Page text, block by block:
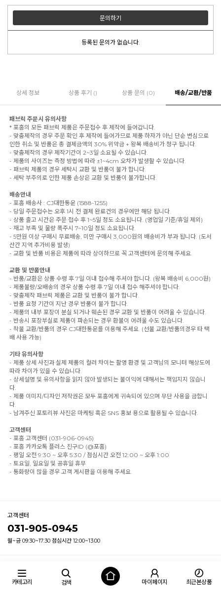
카테고리 검색 마이페이지 최근본상품
문의하기
등록된 문의가 없습니다.
상세 정보 상품 후기 () 상품 문의 (0) 배송/교환/반품
패브릭 주문시 유의사항
* 포홈의 모든 패브릭 제품은 주문접수 후 제작에 들어갑니다.
- 맞춤제작의 경우 주문 확인 후 제작에 들어가므로 제품 하자가 아닌 단순 변심으로
인한 취소 및 반품은 총 결제금액의 30% 위약금 + 왕복 배송비가 청구 됩니다.
- 맞춤제작의 경우 제작기간이 2~3일 소요될 수 있습니다.
- 제품의 사이즈는 측정 방법에 따라 ±1~4cm 오차가 발생할 수 있습니다.
- 패브릭 제품의 경우 세탁시 교환 및 반품이 불가 합니다.
- 세탁 부주의로 인한 제품 손상은 교환 및 반품이 불가합니다.
배송안내
- 포홈 배송사 : CJ대한통운 (1588-1255)
- 당일 주문접수는 오후 1시 전 결제 완료건의 경우에만 해당 됩니다.
- 상품 출고 시간은 주문 접수 후 1~5일 정도 소요됩니다. (영업일 기준/휴일 제외)
- 재고 부족 및 물량 폭주시 7~10일 정도 소요됩니다.
- 5만원 이상 구매시 무료배송, 미만 구매시 3,000원의 배송비가 부과 됩니다. (도서
산간 지역 추가비용 발생)
- 교환 및 반품 비용은 제품에 따라 상이하므로 꼭 고객센터에 문의해 주세요.
교환 및 반품안내
- 반품/교환은 상품 수령 후 7일 이내 접수해 주셔야 합니다. (왕복 배송비 6,000원)
- 제품불량/오배송의 경우 상품 수령 후 7일 이내 접수 해주셔야 합니다.
- 맞춤제작 패브릭 제품은 교환 및 반품이 불가 합니다.
- 반품 요청 기간이 지난 경우 반품이 불가 합니다.
- 제품의 내부 포장이 분실 되거나 훼손된 경우 교환 및 반품이 어려울 수 있습니다.
- 반송시 포장부실로 제품이 파손되는 경우 환불이 어려울 수도 있습니다.
- 착불 교환/반품의 경우 CJ대한통운를 이용해 주세요. (선불 교환/반품의경우 타 택
배 사용 가능)
기타 유의사항
- 제품 상세 사진과 실제 제품의 컬러 차이는 촬영 환경 및 고객님의 모니터 해상도에
따라 차이가 있을 수 있습니다.
- 상세설명 및 유의사항을 읽지 않아 발생되는 불이익에 대해서는 책임지지 않습니
다.
- 제품 이미지/디자인 저작권은 모두 포홈에게 귀속되어 있으며 무단 사용을 금합니
다.
- 남겨주신 포토리뷰 사진은 마케팅 혹은 SNS 홍보 용으로 활용될 수 있습니다.
고객센터
- 포홈 고객센터 (031-906-0945)
- 포홈 카카오톡 플러스 친구ID (@포홈)
- 평일 오전 9:30 ~ 오후 5:30 / 점심시간 오전 12:00 ~ 오후 1:00
- 토요일, 일요일 및 공휴일 휴무
- 통화량이 많을 경우 고객 게시판을 이용해 주세요.
고객센터
031-905-0945
월~금 09:30~17:30 점심시간 12:00~13:00
이용안내 서비스이용약관 개인정보처리방침